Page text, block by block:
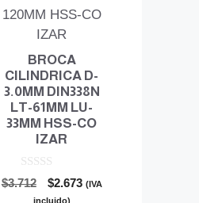
BROCA
CILINDRICA D-
3.0MM DIN338N
LT-61MM LU-
33MM HSS-CO
IZAR
0
d
$3.712
El
precio
$2.673El(IVA
incluido)